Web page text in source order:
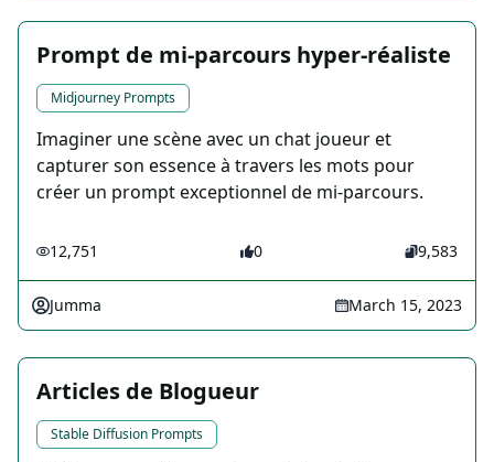
Prompt de mi-parcours hyper-réaliste
Midjourney Prompts
Imaginer une scène avec un chat joueur et
capturer son essence à travers les mots pour
créer un prompt exceptionnel de mi-parcours.
12,751 0 9,583
Jumma March 15, 2023
Articles de Blogueur
Stable Diffusion Prompts